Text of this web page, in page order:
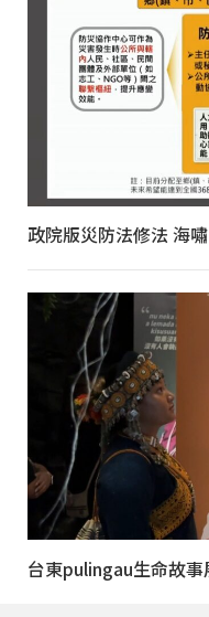
政院版災防法修法 海
台東pulingau生命故